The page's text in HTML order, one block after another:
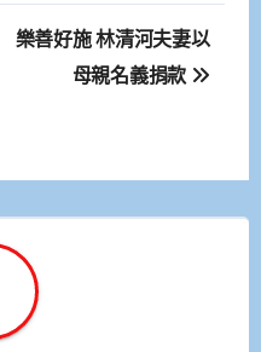
樂善好施 林清河夫妻以
母親名義捐款